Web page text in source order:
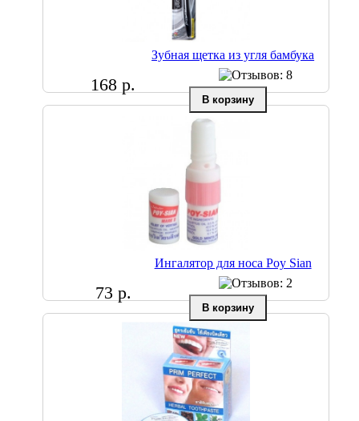
Зубная щетка из угля бамбука
168 р.
Ингалятор для носа Poy Sian
73 р.